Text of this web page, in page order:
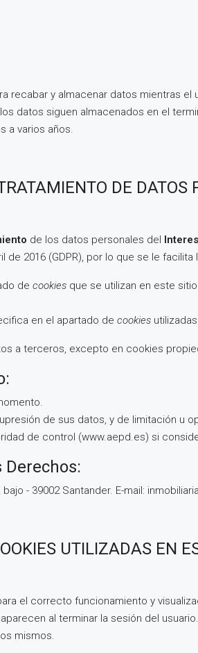
recabar y almacenar datos mientras el
datos siguen almacenados en el
a varios años.
DE DATOS
de los datos personales del
de 2016 (GDPR), por lo que se le
de cookies que se utilizan en este
en el apartado de cookies
a terceros, excepto en cookies
de sus datos, y de limitación u
de control (www.aepd.es) si
Derechos:
bajo - 39002 Santander. E-mail:
UTILIZADAS EN
el correcto funcionamiento y
al terminar la sesión del
mismos.